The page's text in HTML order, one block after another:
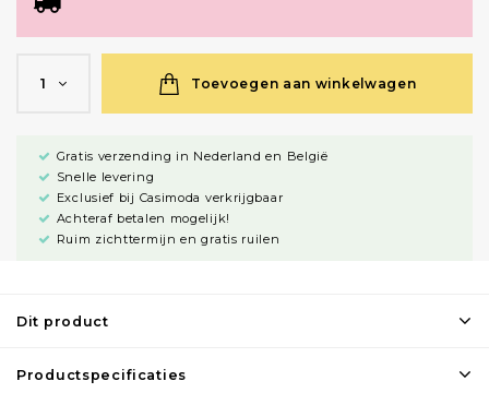
1 Toevoegen aan winkelwagen
Gratis verzending in Nederland en België
Snelle levering
Exclusief bij Casimoda verkrijgbaar
Achteraf betalen mogelijk!
Ruim zichttermijn en gratis ruilen
Dit product
Productspecificaties